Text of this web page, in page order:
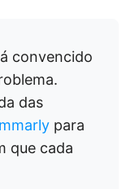
convencido
das
para
que cada